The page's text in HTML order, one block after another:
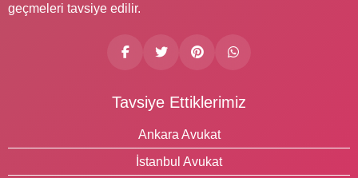
geçmeleri tavsiye edilir.
Tavsiye Ettiklerimiz
Ankara Avukat
İstanbul Avukat